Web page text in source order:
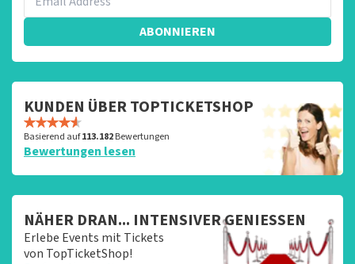
ABONNIEREN
KUNDEN ÜBER TOPTICKETSHOP
Basierend auf113.182Bewertungen
Bewertungen lesen
NÄHER DRAN... INTENSIVER GENIESSEN
Erlebe Events mit Tickets
von TopTicketShop!